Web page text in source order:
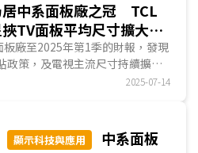
居中系面板廠之冠 TCL
TV面板平均尺寸擴大獲
居上
廠至2025年第1季的財報，發現
政策，及電視主流尺寸持續擴
主要原因....
2025-07-14
顯示科技與應用
中系面板